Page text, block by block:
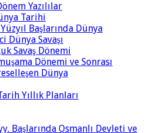
Yazılılar
Tarihi
Başlarında Dünya
Dünya Savaşı
Savaş Dönemi
Dönemi ve Sonrası
Dünya
Yıllık Planları
Başlarında Osmanlı Devleti ve